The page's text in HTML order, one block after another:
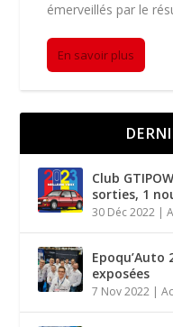
émerveillés par le
En savoir plus
Club
sorties, 1
30 Déc 2022 |
Epoqu’Auto
exposées
7 Nov 2022 |